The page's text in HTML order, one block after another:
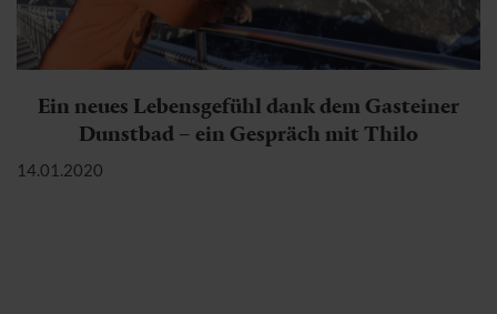
Ein neues Lebensgefühl dank dem Gasteiner
Dunstbad – ein Gespräch mit Thilo
14.01.2020